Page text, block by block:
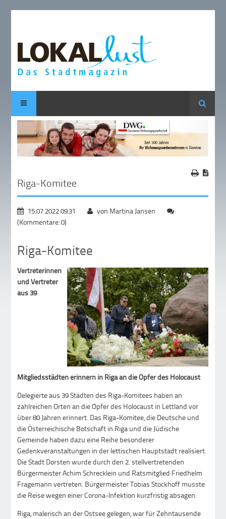
Suche
Riga-Komitee
15.07.2022 09:31
von Martina Jansen
(Kommentare: 0)
Riga-Komitee
Vertreterinnen
und Vertreter
aus 39
Mitgliedsstädten erinnern in Riga an die Opfer des Holocaust
Delegierte aus 39 Städten des Riga-Komitees haben an
zahlreichen Orten an die Opfer des Holocaust in Lettland vor
über 80 Jahren erinnert. Das Riga-Komitee, die Deutsche und
die Österreichische Botschaft in Riga und die Jüdische
Gemeinde haben dazu eine Reihe besonderer
Gedenkveranstaltungen in der lettischen Hauptstadt realisiert.
Die Stadt Dorsten wurde durch den 2. stellvertretenden
Bürgermeister Achim Schrecklein und Ratsmitglied Friedhelm
Fragemann vertreten. Bürgermeister Tobias Stockhoff musste
die Reise wegen einer Corona-Infektion kurzfristig absagen.
Riga, malerisch an der Ostsee gelegen, war für Zehntausende